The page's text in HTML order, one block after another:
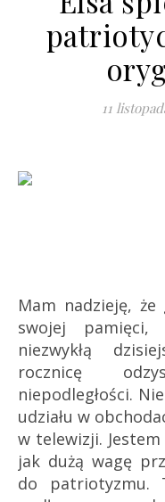
11
Mam nadzieję,
swojej
niezwykłą
rocznicę
niepodległości.
udziału w
w telewizji.
jak dużą wagę
do patriotyzmu.